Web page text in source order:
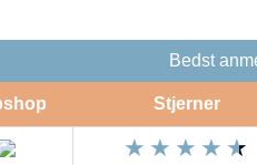
Bedst
Stjerner